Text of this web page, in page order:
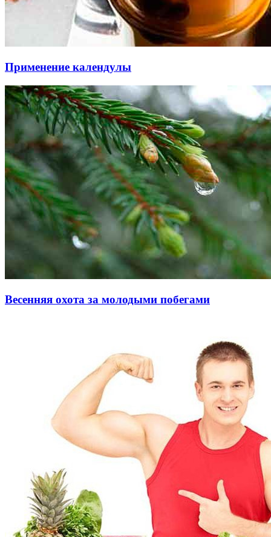
Применение календулы
Весенняя охота за молодыми побегами